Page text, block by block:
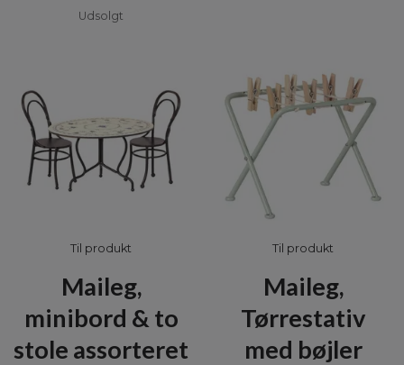
Udsolgt
Til produkt
Maileg,
minibord & to
stole assorteret
Til produkt
Maileg,
Tørrestativ
med bøjler